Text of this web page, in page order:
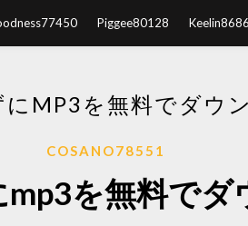
Piggee80128
MP3を無料でダウ
COSANO78551
を無料でダ